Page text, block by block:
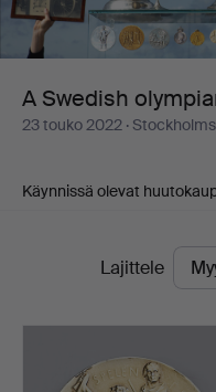
A Swedish
23 touko 2022 ·
Käynnissä olevat
LopullisetLajittele